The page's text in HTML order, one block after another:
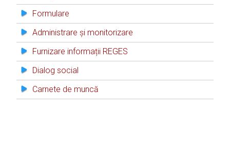
Formulare
Administrare și monitorizare
Furnizare informații REGES
Dialog social
Carnete de muncă